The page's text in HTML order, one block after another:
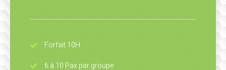
Forfait 10H
6 à 10 Pax par groupe